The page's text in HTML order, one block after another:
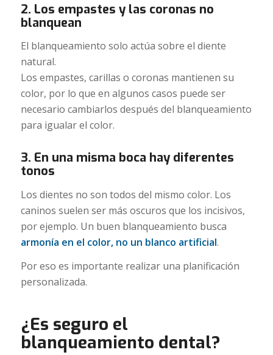
2. Los empastes y las coronas no
blanquean
El blanqueamiento solo actúa sobre el diente
natural.
Los empastes, carillas o coronas mantienen su
color, por lo que en algunos casos puede ser
necesario cambiarlos después del blanqueamiento
para igualar el color.
3. En una misma boca hay diferentes
tonos
Los dientes no son todos del mismo color. Los
caninos suelen ser más oscuros que los incisivos,
por ejemplo. Un buen blanqueamiento busca
armonía en el color, no un blanco artificial.
Por eso es importante realizar una planificación
personalizada.
¿Es seguro el
blanqueamiento dental?